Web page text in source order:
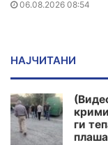
06.08.2026 08:54
НАЈЧИТАНИ
ги